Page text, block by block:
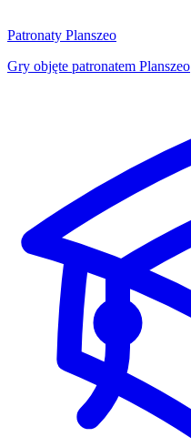
Patronaty Planszeo
Gry objęte patronatem Planszeo